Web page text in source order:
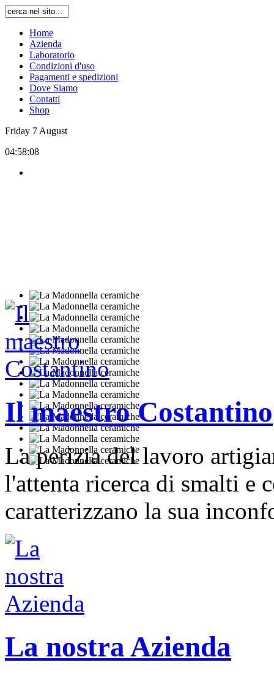
Home
Azienda
Laboratorio
Condizioni d'uso
Pagamenti e spedizioni
Dove Siamo
Contatti
Shop
Friday 7 August
04:58:08
Il maestro Costantino
La perizia del lavoro
l'attenta ricerca di smalti
caratterizzano la sua
La nostra Azienda